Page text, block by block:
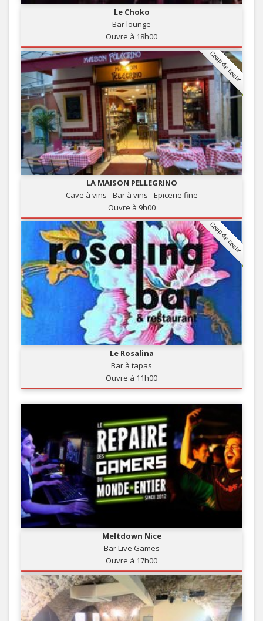
Le Choko
Bar lounge
Ouvre à 18h00
Coup de coeur
LA MAISON PELLEGRINO
Cave à vins - Bar à vins - Epicerie fine
Ouvre à 9h00
Coup de coeur
Le Rosalina
Bar à tapas
Ouvre à 11h00
Meltdown Nice
Bar Live Games
Ouvre à 17h00